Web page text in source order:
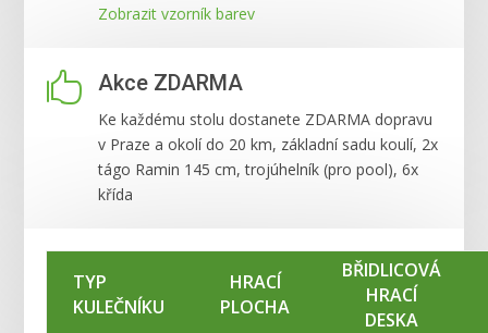
Zobrazit vzorník barev
 Akce ZDARMA
Ke každému stolu dostanete ZDARMA dopravu
v Praze a okolí do 20 km, základní sadu koulí, 2x
tágo Ramin 145 cm, trojúhelník (pro pool), 6x
křída
TYP
KULEČNÍKU
HRACÍ
PLOCHA
BŘIDLICOVÁ
HRACÍ
DESKA